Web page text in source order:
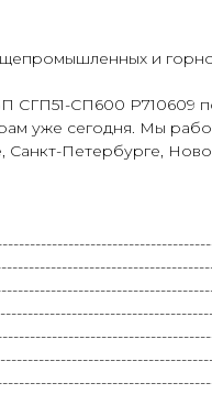
и
СГП51-СП600 Р710609
уже сегодня. Мы
Петербурге,